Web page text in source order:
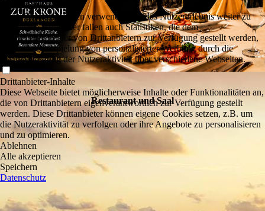
Restaurant und Saal
Analytische
Diese Cookies werden verwendet, um das Nutzererlebnis weiter zu
optimieren. Hierunter fallen auch Statistiken, die dem
Webseitenbetreiber von Drittanbietern zur Verfügung gestellt werden,
sowie die Ausspielung von personalisierter Werbung durch die
Nachverfolgung der Nutzeraktivität über verschiedene Webseiten.
Drittanbieter-Inhalte
Diese Webseite bietet möglicherweise Inhalte oder Funktionalitäten an,
die von Drittanbietern eigenverantwortlich zur Verfügung gestellt
werden. Diese Drittanbieter können eigene Cookies setzen, z.B. um
die Nutzeraktivität zu verfolgen oder ihre Angebote zu personalisieren
und zu optimieren.
Ablehnen
Alle akzeptieren
Speichern
Datenschutz